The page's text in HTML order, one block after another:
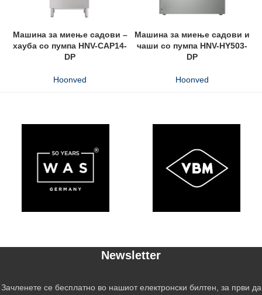
Машина за миење садови –
хауба со пумпа HNV-CAP14-
DP
Hoonved
Машина за миење садови и
чаши со пумпа HNV-HY503-
DP
Hoonved
Newsletter
Зачленете се бесплатно во нашиот електронски билтен, за први да